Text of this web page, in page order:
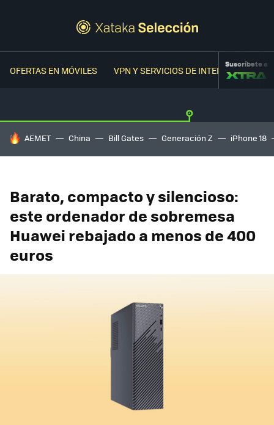
OFERTAS EN MÓVILES VPN Y SERVICIOS DE INTERNETSuscríbete a
HOY SE HABLA DE
AEMET China Bill Gates Generación Z iPhone 18
Barato, compacto y silencioso:
este ordenador de sobremesa
Huawei rebajado a menos de 400
euros